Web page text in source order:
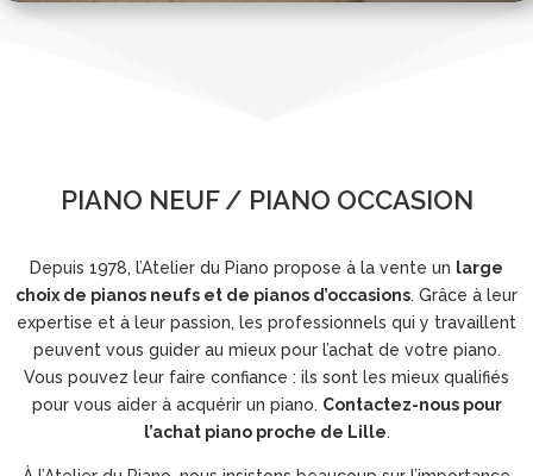
PIANO NEUF / PIANO OCCASION
Depuis 1978, l’Atelier du Piano propose à la vente un large
choix de pianos neufs et de pianos d’occasions. Grâce à leur
expertise et à leur passion, les professionnels qui y travaillent
peuvent vous guider au mieux pour l’achat de votre piano.
Vous pouvez leur faire confiance : ils sont les mieux qualifiés
pour vous aider à acquérir un piano. Contactez-nous pour
l’achat piano proche de Lille.